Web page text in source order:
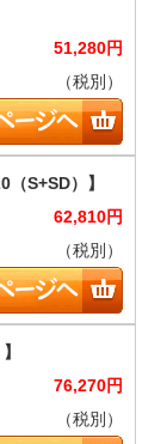
51,280円
（税別）
62,810円
（税別）
76,270円
（税別）